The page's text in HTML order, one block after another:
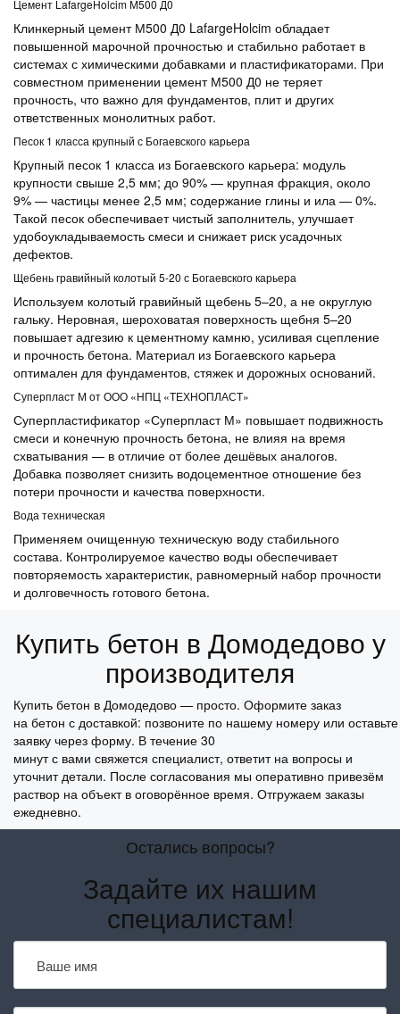
Цемент LafargeHolcim М500 Д0
Клинкерный цемент М500 Д0 LafargeHolcim обладает
повышенной марочной прочностью и стабильно работает в
системах с химическими добавками и пластификаторами. При
совместном применении цемент М500 Д0 не теряет
прочность, что важно для фундаментов, плит и других
ответственных монолитных работ.
Песок 1 класса крупный с Богаевского карьера
Крупный песок 1 класса из Богаевского карьера: модуль
крупности свыше 2,5 мм; до 90% — крупная фракция, около
9% — частицы менее 2,5 мм; содержание глины и ила — 0%.
Такой песок обеспечивает чистый заполнитель, улучшает
удобоукладываемость смеси и снижает риск усадочных
дефектов.
Щебень гравийный колотый 5-20 с Богаевского карьера
Используем колотый гравийный щебень 5–20, а не округлую
гальку. Неровная, шероховатая поверхность щебня 5–20
повышает адгезию к цементному камню, усиливая сцепление
и прочность бетона. Материал из Богаевского карьера
оптимален для фундаментов, стяжек и дорожных оснований.
Суперпласт М от ООО «НПЦ «ТЕХНОПЛАСТ»
Суперпластификатор «Суперпласт М» повышает подвижность
смеси и конечную прочность бетона, не влияя на время
схватывания — в отличие от более дешёвых аналогов.
Добавка позволяет снизить водоцементное отношение без
потери прочности и качества поверхности.
Вода техническая
Применяем очищенную техническую воду стабильного
состава. Контролируемое качество воды обеспечивает
повторяемость характеристик, равномерный набор прочности
и долговечность готового бетона.
Купить бетон в Домодедово у
производителя
Купить бетон в Домодедово — просто. Оформите заказ
на бетон с доставкой: позвоните по нашему номеру или оставьте
заявку через форму. В течение 30
минутс вами свяжется специалист, ответит на вопросы и
уточнитдетали. После согласования мы оперативно привезём
раствор на объект в оговорённое время. Отгружаем заказы
ежедневно.
Остались вопросы?
Задайте их нашим
специалистам!